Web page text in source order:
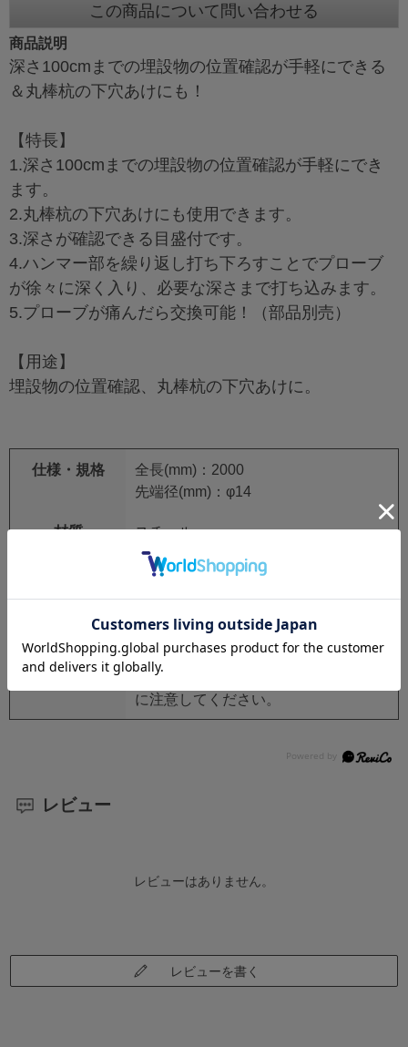
この商品について問い合わせる
商品説明
深さ100cmまでの埋設物の位置確認が手軽にできる
＆丸棒杭の下穴あけにも！
【特長】
1.深さ100cmまでの埋設物の位置確認が手軽にでき
ます。
2.丸棒杭の下穴あけにも使用できます。
3.深さが確認できる目盛付です。
4.ハンマー部を繰り返し打ち下ろすことでプローブ
が徐々に深く入り、必要な深さまで打ち込みます。
5.プローブが痛んだら交換可能！（部品別売）
【用途】
埋設物の位置確認、丸棒杭の下穴あけに。
仕様・規格
全長(mm)：2000
先端径(mm)：φ14
材質 スチール
3.5ｋｇ
業者はもちろん周囲にも十分注意して
ください。
ハンマーの上下動で手を挟まないよう
に注意してください。
レビュー
レビューはありません。
レビューを書く